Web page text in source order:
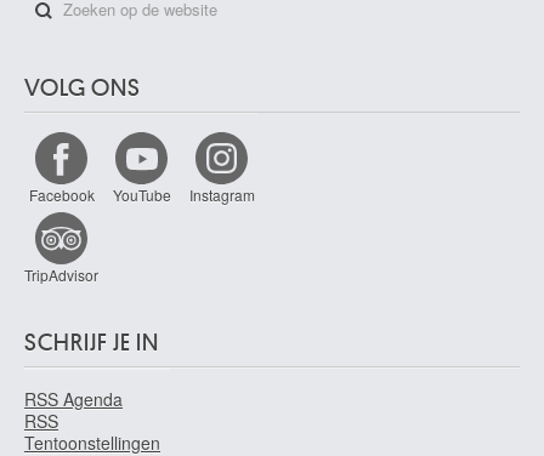
VOLG ONS
Facebook YouTube Instagram
TripAdvisor
SCHRIJF JE IN
RSS Agenda
RSS
Tentoonstellingen